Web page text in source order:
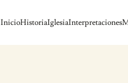
InicioHistoriaIglesiaInterpretaciones